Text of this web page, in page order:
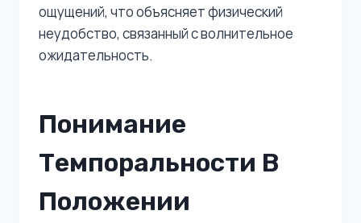
ощущений, что объясняет физический
неудобство, связанный с волнительное
ожидательность.
Понимание
Темпоральности В
Положении